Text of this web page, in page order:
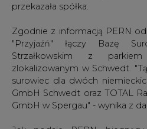
przekazała spółka.
Zgodnie z informacją PERN
"Przyjaźń" łączy Bazę
Strzałkowskim z
zlokalizowanym w Schwedt.
surowiec dla dwóch
GmbH Schwedt oraz TOTAL
GmbH w Spergau" - wynika z